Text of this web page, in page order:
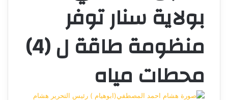
بولاية سنار توفر
منظومة طاقة ل (4)
محطات مياه
هشام